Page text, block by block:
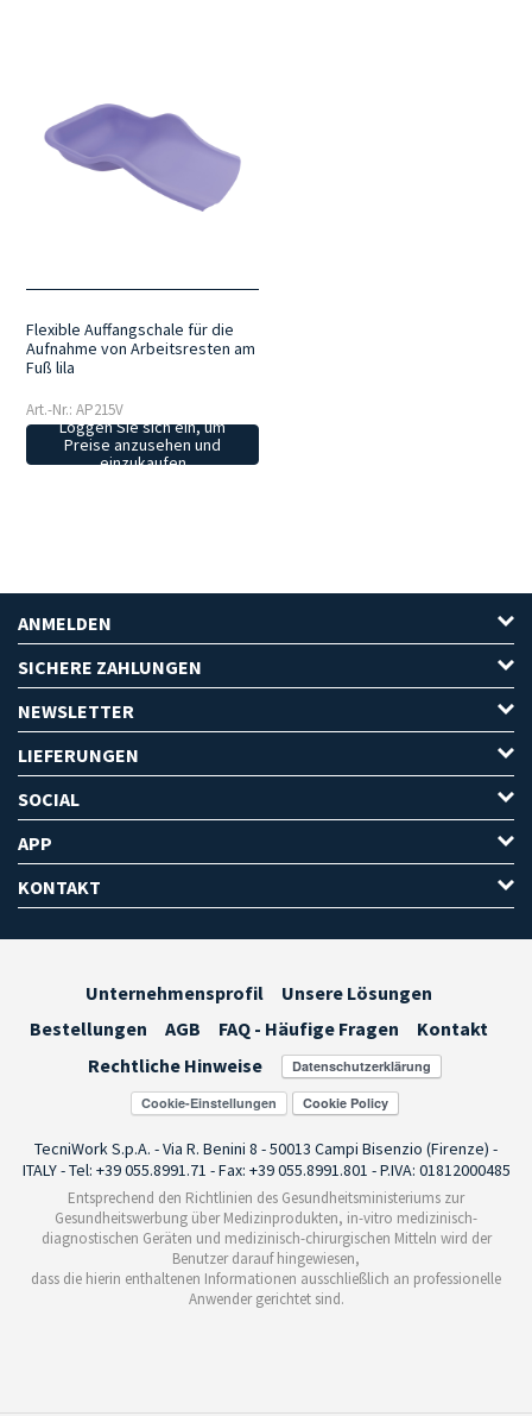
Flexible Auffangschale für die
Aufnahme von Arbeitsresten am
Fuß lila
Art.-Nr.: AP215V
Loggen Sie sich ein, um
Preise anzusehen und
einzukaufen
ANMELDEN
SICHERE ZAHLUNGEN
NEWSLETTER
LIEFERUNGEN
SOCIAL
APP
KONTAKT
Unternehmensprofil
Unsere Lösungen
Bestellungen
AGB FAQ - Häufige Fragen
Kontakt
Rechtliche Hinweise
Cookie-Einstellungen
TecniWork S.p.A. - Via R. Benini 8 - 50013 Campi Bisenzio (Firenze) -
ITALY - Tel: +39 055.8991.71 - Fax: +39 055.8991.801 - P.IVA: 01812000485
Entsprechend den Richtlinien des Gesundheitsministeriums zur
Gesundheitswerbung über Medizinprodukten, in-vitro medizinisch-
diagnostischen Geräten und medizinisch-chirurgischen Mitteln wird der
Benutzer darauf hingewiesen,
dass die hierin enthaltenen Informationen ausschließlich an professionelle
Anwender gerichtet sind.